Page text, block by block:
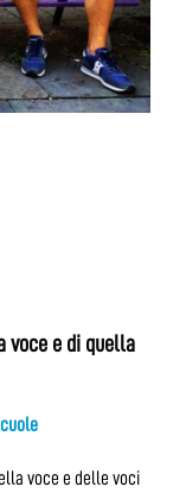
voce e di quella
voce e delle voci